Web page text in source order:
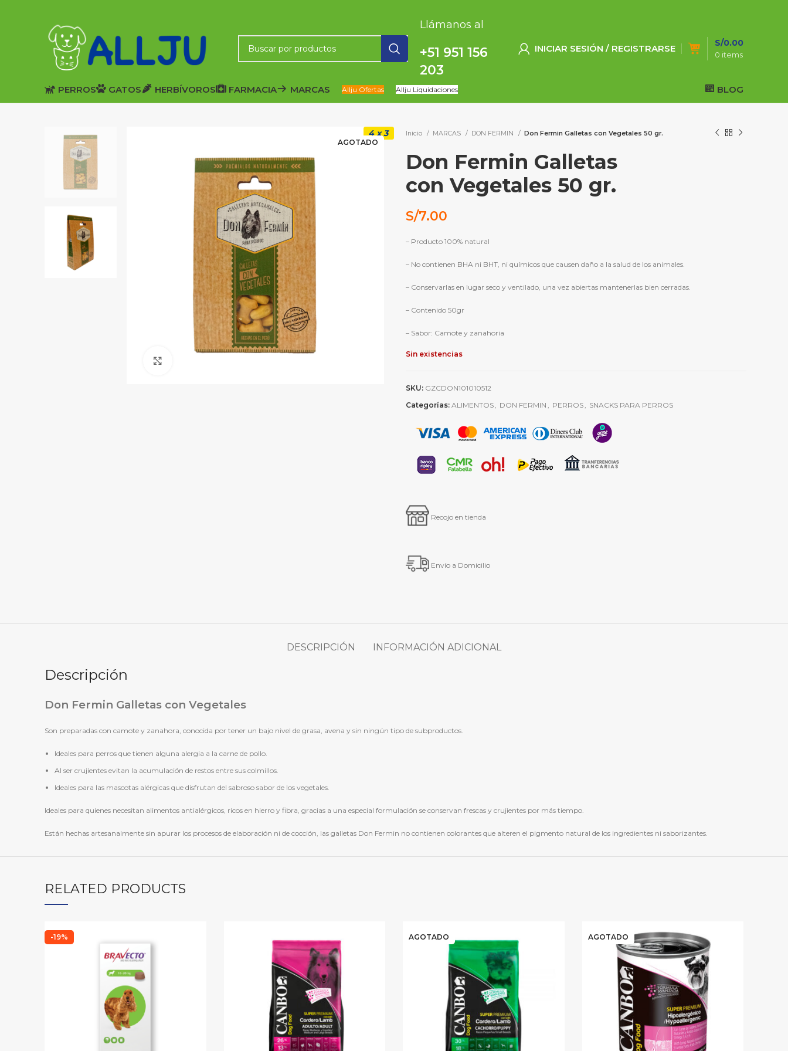
Llámanos al
+51 951 156
203
INICIAR SESIÓN / REGISTRARSE
0 items
S/0.00
PERROS GATOS HERBÍVOROS FARMACIA MARCAS Allju Ofertas Allju Liquidaciones BLOG
AGOTADO
4 x 3 Inicio MARCAS DON FERMIN Don Fermin Galletas con Vegetales 50 gr.
Don Fermin Galletas
con Vegetales 50 gr.
S/7.00
– Producto 100% natural
– No contienen BHA ni BHT, ni químicos que causen daño a la salud de los animales.
– Conservarlas en lugar seco y ventilado, una vez abiertas mantenerlas bien cerradas.
– Contenido 50gr
– Sabor: Camote y zanahoria
Sin existencias
SKU: GZCDON101010512
Categorías: ALIMENTOS , DON FERMIN , PERROS , SNACKS PARA PERROS
Recojo en tienda
Envío a Domicilio
DESCRIPCIÓN INFORMACIÓN ADICIONAL
Descripción
Don Fermin Galletas con Vegetales
Son preparadas con camote y zanahora, conocida por tener un bajo nivel de grasa, avena y sin ningún tipo de subproductos.
Ideales para perros que tienen alguna alergia a la carne de pollo.
Al ser crujientes evitan la acumulación de restos entre sus colmillos.
Ideales para las mascotas alérgicas que disfrutan del sabroso sabor de los vegetales.
Ideales para quienes necesitan alimentos antialérgicos, ricos en hierro y fibra, gracias a una especial formulación se conservan frescas y crujientes por más tiempo.
Están hechas artesanalmente sin apurar los procesos de elaboración ni de cocción, las galletas Don Fermin no contienen colorantes que alteren el pigmento natural de los ingredientes ni saborizantes.
RELATED PRODUCTS
-19% AGOTADO AGOTADO